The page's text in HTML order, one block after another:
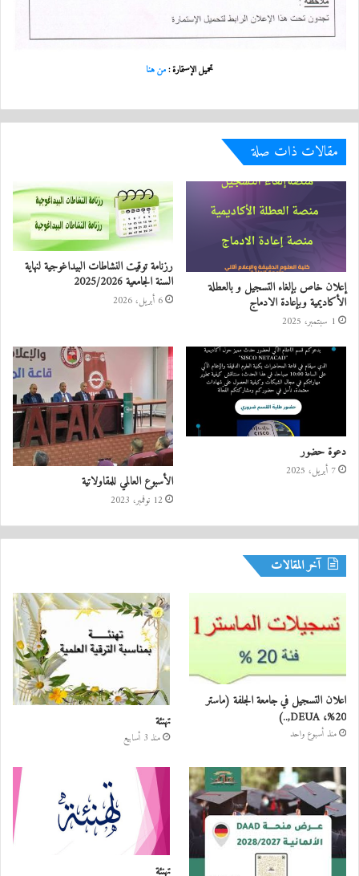
تحميل الإستمارة :من هنا
مقالات ذات صلة
إعلان خاص بإلغاء التسجيل و بالعطلة
الأكاديمية وبإعادة الادماج
1 سبتمبر، 2025
رزنامة توقيت النشاطات البيداغوجية لنهاية
السنة الجامعية 2025/2026
6 أبريل، 2026
دعوة حضور
7 أبريل، 2025
الأسبوع العالمي للمقاولاتية
12 نوفمبر، 2023
آخر المقالات
اعلان التسجيل في جامعة الجلفة (ماستر
20%، DEUA,..)
منذ أسبوع واحد
تهنئة
منذ 3 أسابيع
تهنئة